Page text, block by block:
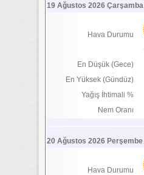
19 Ağustos 2026 Çarşamba
Hava Durumu
En Düşük (Gece)
En Yüksek (Gündüz)
Yağış İhtimali %
Nem Oranı
20 Ağustos 2026 Perşembe
Hava Durumu